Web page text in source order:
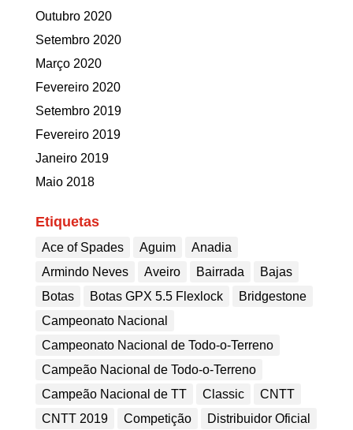
Outubro 2020
Setembro 2020
Março 2020
Fevereiro 2020
Setembro 2019
Fevereiro 2019
Janeiro 2019
Maio 2018
Etiquetas
Ace of Spades Aguim
Anadia
Armindo Neves
Aveiro Bairrada
Bajas
Botas
Botas GPX 5.5 Flexlock
Bridgestone
Campeonato Nacional
Campeonato Nacional de Todo-o-Terreno
Campeão Nacional de Todo-o-Terreno
Campeão Nacional de TT
Classic
CNTT
CNTT 2019
Competição
Distribuidor Oficial